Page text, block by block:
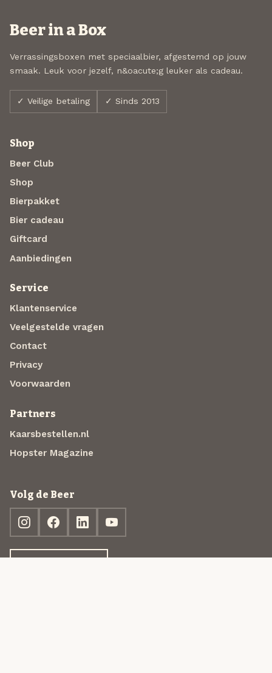
Beer in a Box
Verrassingsboxen met speciaalbier, afgestemd op jouw
smaak. Leuk voor jezelf, n&oacute;g leuker als cadeau.
✓ Veilige betaling ✓ Sinds 2013
Shop
Beer Club
Shop
Bierpakket
Bier cadeau
Giftcard
Aanbiedingen
Service
Klantenservice
Veelgestelde vragen
Contact
Privacy
Voorwaarden
Partners
Kaarsbestellen.nl
Hopster Magazine
Volg de Beer